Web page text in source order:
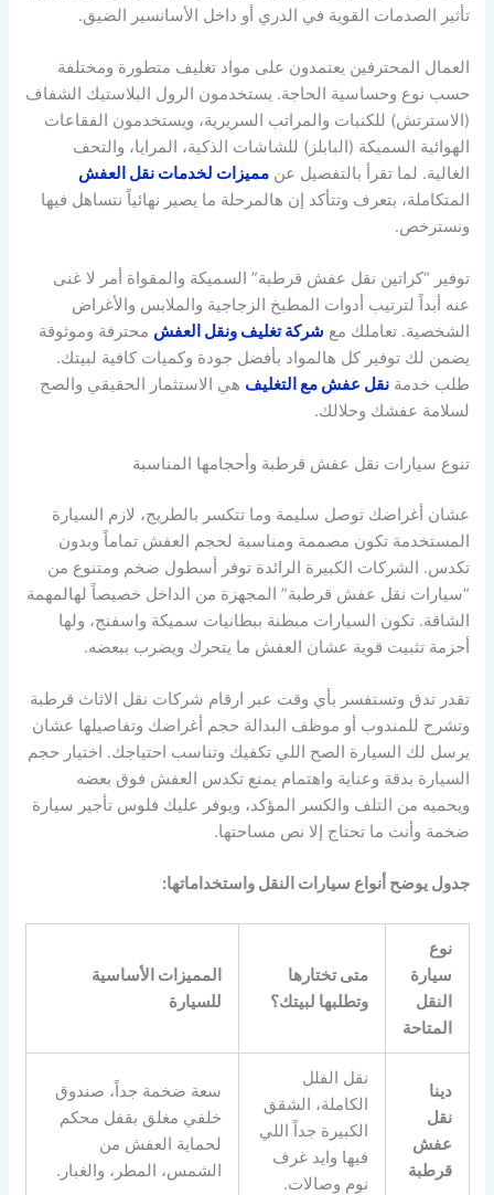
تأثير الصدمات القوية في الدري أو داخل الأسانسير الضيق.
العمال المحترفين يعتمدون على مواد تغليف متطورة ومختلفة
حسب نوع وحساسية الحاجة. يستخدمون الرول البلاستيك الشفاف
(الاسترتش) للكنبات والمراتب السريرية، ويستخدمون الفقاعات
الهوائية السميكة (البابلز) للشاشات الذكية، المرايا، والتحف
الغالية. لما تقرأ بالتفصيل عنمميزات لخدمات نقل العفش
المتكاملة، بتعرف وتتأكد إن هالمرحلة ما يصير نهائياً نتساهل فيها
ونسترخص.
توفير “كراتين نقل عفش قرطبة” السميكة والمقواة أمر لا غنى
عنه أبداً لترتيب أدوات المطبخ الزجاجية والملابس والأغراض
الشخصية. تعاملك مع شركة تغليف ونقل العفش محترفة وموثوقة
يضمن لك توفير كل هالمواد بأفضل جودة وكميات كافية لبيتك.
طلب خدمةنقل عفش مع التغليف هي الاستثمار الحقيقي والصح
لسلامة عفشك وحلالك.
تنوع سيارات نقل عفش قرطبة وأحجامها المناسبة
عشان أغراضك توصل سليمة وما تتكسر بالطريج، لازم السيارة
المستخدمة تكون مصممة ومناسبة لحجم العفش تماماً وبدون
تكدس. الشركات الكبيرة الرائدة توفر أسطول ضخم ومتنوع من
“سيارات نقل عفش قرطبة” المجهزة من الداخل خصيصاً لهالمهمة
الشاقة. تكون السيارات مبطنة ببطانيات سميكة واسفنج، ولها
أحزمة تثبيت قوية عشان العفش ما يتحرك ويضرب ببعضه.
تقدر تدق وتستفسر بأي وقت عبر ارقام شركات نقل الاثاث قرطبة
وتشرح للمندوب أو موظف البدالة حجم أغراضك وتفاصيلها عشان
يرسل لك السيارة الصح اللي تكفيك وتناسب احتياجك. اختيار حجم
السيارة بدقة وعناية واهتمام يمنع تكدس العفش فوق بعضه
ويحميه من التلف والكسر المؤكد، ويوفر عليك فلوس تأجير سيارة
ضخمة وأنت ما تحتاج إلا نص مساحتها.
جدول يوضح أنواع سيارات النقل واستخداماتها:
نوع
سيارة
النقل
المتاحة
متى تختارها
وتطلبها لبيتك؟
المميزات الأساسية
للسيارة
دينا
نقل
عفش
قرطبة
نقل الفلل
الكاملة، الشقق
الكبيرة جداً اللي
فيها وايد غرف
نوم وصالات.
سعة ضخمة جداً، صندوق
خلفي مغلق بقفل محكم
لحماية العفش من
الشمس، المطر، والغبار.